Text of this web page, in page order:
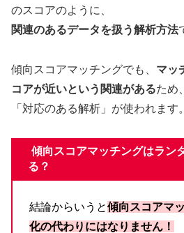
のスコアのように、
関連のあるデータを扱う解析方法
傾向スコアマッチングでも、 マッ
コアが近いという関連があるため、
「対応のある解析」が使われます。
傾向スコアマッチングはラン
る？
結論からいうと傾向スコアマ
化の代わりにはなりません！